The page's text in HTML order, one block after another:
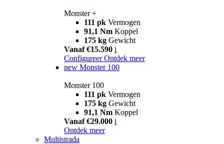
Monster +
111 pk Vermogen
91,1 Nm Koppel
175 kg Gewicht
Vanaf €15.590 i
Configureer Ontdek meer
new Monster 100
Monster 100
111 pk Vermogen
175 kg Gewicht
91,1 Nm Koppel
Vanaf €29.000 i
Ontdek meer
Multistrada